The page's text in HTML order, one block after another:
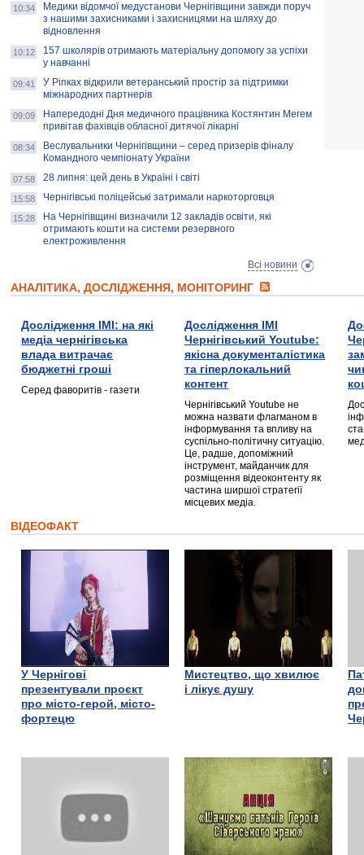
10:34
Медики відомчої медустанови Чернігівщини завжди поруч
з нашими захисниками і захисницями на шляху до
відновлення
10:12
157 школярів отримають матеріальну допомогу за успіхи
у навчанні
09:41
У Ріпках відкрили ветеранський простір за підтримки
міжнародних партнерів
09:09
Напередодні Дня медичного працівника Костянтин Мегем
привітав фахівців обласної дитячої лікарні
08:34
Веслувальники Чернігівщини – серед призерів фіналу
Командного чемпіонату України
07:58 28 липня: цей день в Україні і світі
15:58 Чернігівські поліцейські затримали наркоторговця
15:28
На Чернігівщині визначили 12 закладів освіти, які
отримають кошти на системи резервного
електроживлення
Всі новини
АНАЛІТИКА, ДОСЛІДЖЕННЯ, МОНІТОРИНГ
Дослідження ІМІ: на які
медіа чернігівська
влада витрачає
бюджетні гроші
Серед фаворитів - газети
Дослідження ІМІ
Чернігівський Youtube:
якісна документалістика
та гіперлокальний
контент
Чернігівський Youtube не
можна назвати флагманом в
інформування та впливу на
суспільно-політичну ситуацію.
Це, радше, допоміжний
інструмент, майданчик для
розміщення відеоконтенту як
частина ширшої стратегії
місцевих медіа.
ВІДЕОФАКТ
У Чернігові
презентували проєкт
про місто-герой, місто-
фортецю
Мистецтво, що хвилює
і лікує душу